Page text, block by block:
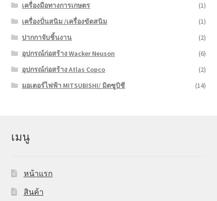
เครื่องมือทางการเกษตร
(1)
เครื่องปั่นสนิม /เครื่องขัดสนิม
(1)
ปากกาจับชิ้นงาน
(2)
อุปกรณ์ก่อสร้าง Wacker Neuson
(6)
อุปกรณ์ก่อสร้าง Atlas Copco
(2)
มอเตอร์ไฟฟ้า MITSUBISHI/ มิตซูบิชี
(14)
เมนู
หน้าแรก
สินค้า